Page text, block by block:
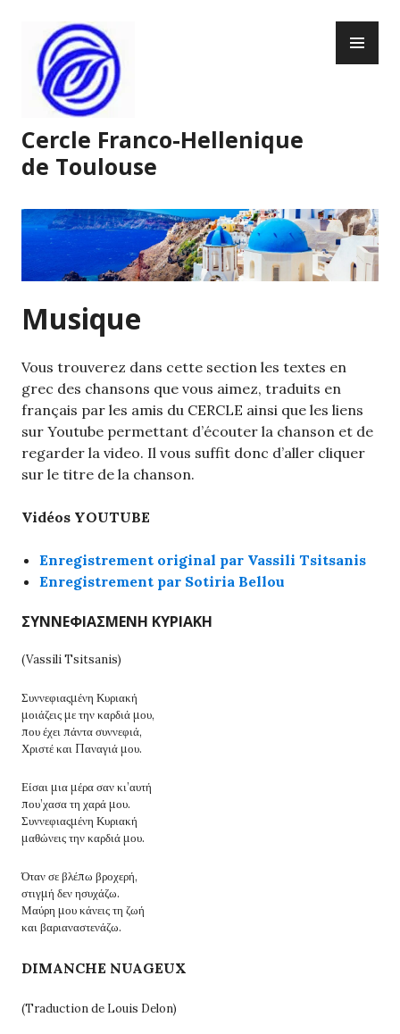
content
Cercle Franco-Hellenique
de Toulouse
Musique
Vous trouverez dans cette section les textes en
grec des chansons que vous aimez, traduits en
français par les amis du CERCLE ainsi que les liens
sur Youtube permettant d’écouter la chanson et de
regarder la video. Il vous suffit donc d’aller cliquer
sur le titre de la chanson.
Vidéos YOUTUBE
Enregistrement original par Vassili Tsitsanis
Enregistrement par Sotiria Bellou
ΣΥΝΝΕΦΙΑΣΜΕΝΗ ΚΥΡΙΑΚΗ
(Vassili Tsitsanis)
Συννεφιαςμένη Κυριακή
μοιάζεις με την καρδιά μου,
που έχει πάντα συννεφιά,
Χριστέ και Παναγιά μου.
Είσαι μια μέρα σαν κι’αυτή
που’χασα τη χαρά μου.
Συννεφιαςμένη Κυριακή
μαθώνεις την καρδιά μου.
Όταν σε βλέπω βροχερή,
στιγμή δεν ησυχάζω.
Μαύρη μου κάνεις τη ζωή
και βαριαναστενάζω.
DIMANCHE NUAGEUX
(Traduction de Louis Delon)